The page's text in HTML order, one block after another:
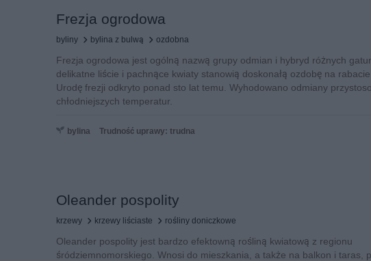
Frezja ogrodowa
byliny bylina z bulwą ozdobna
Frezja ogrodowa jest ogólną nazwą grupy odmian i hybryd różnych
delikatne liście i pachnące kwiaty stanowią doskonałą ozdobę na rabacie
Urodę frezji odkryto ponad sto lat temu. Wyhodowano odmiany
chłodniejszych temperatur.
bylina Trudność uprawy: trudna
Oleander pospolity
krzewy krzewy liściaste rośliny doniczkowe
Oleander pospolity jest bardzo efektowną rośliną kwiatową z regionu
śródziemnomorskiego. Wnosi do mieszkania, a także na balkon i taras,